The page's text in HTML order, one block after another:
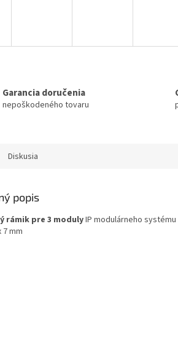
Garancia doručenia
nepoškodeného tovaru
Diskusia
popis
rámik pre 3 modulyIP modulárneho systému
7 mm